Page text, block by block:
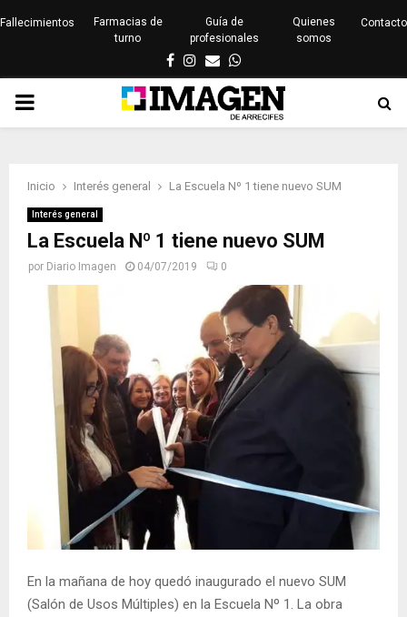
Fallecimientos
Farmacias de
turno
Guía de
profesionales
Quienes
somos
Contacto
Facebook
Instagram
EmailWhatsapp
PRIMARY
Inicio Interés general La Escuela Nº 1 tiene nuevo SUM
Interés general
La Escuela Nº 1 tiene nuevo SUM
por Diario Imagen 04/07/2019 0
En la mañana de hoy quedó inaugurado el nuevo SUM
(Salón de Usos Múltiples) en la Escuela Nº 1. La obra